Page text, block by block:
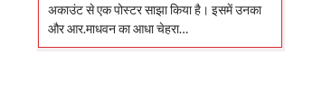
अकाउंट से एक पोस्टर साझा किया है। इसमें उनका
और आर.माधवन का आधा चेहरा…